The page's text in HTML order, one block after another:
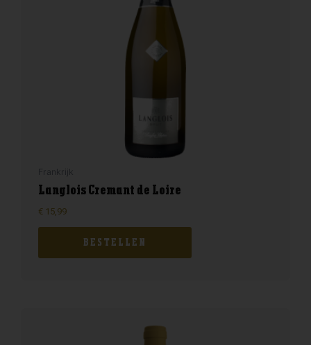
Langlois Cremant de Loire
€ 15,99
BESTELLEN